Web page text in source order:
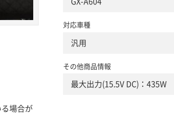
場合が
対応車種
汎用
その他商品情報
最大出力(15.5V DC)：435W